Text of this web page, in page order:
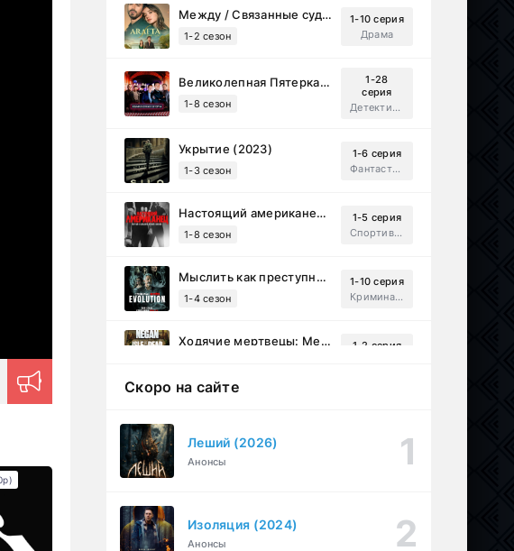
Между / Связанные судьбой (2025)
1-2 сезон
1-10 серия
Драма
Великолепная Пятерка (2019)
1-8 сезон
1-28
серия
Детектив, Русский
Укрытие (2023)
1-3 сезон
1-6 серия
Фантастика, Триллер, Драма
Настоящий американец / Всеамериканский (2018)
1-8 сезон
1-5 серия
Спортивный, Зарубежный, Драма
Мыслить как преступник: Эволюция (2022)
1-4 сезон
1-10 серия
Криминал, Детектив, Триллер, Драма
Ходячие мертвецы: Мертвый город (2023)
1-2 серия
Под землёй (2026)
1-16 серия
Скоро на сайте
Леший (2026)
Анонсы
Изоляция (2024)
Анонсы